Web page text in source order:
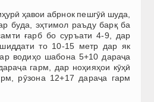
ҳавои абрнок пешгӯӣ шуда,
буда, эҳтимол раъду барқ ба
ғарб бо суръати 4-9, дар
то 10-15 метр дар як
водиҳо шабона 5+10 дараҷа
гарм, дар ноҳияҳои кӯҳӣ
рӯзона 12+17 дараҷа гарм